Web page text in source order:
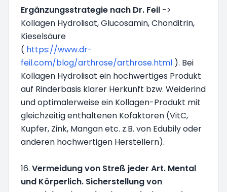
Ergänzungsstrategie nach Dr. Feil ->
Kollagen Hydrolisat, Glucosamin, Chonditrin,
Kieselsäure
( https://www.dr-
feil.com/blog/arthrose/arthrose.html ). Bei
Kollagen Hydrolisat ein hochwertiges Produkt
auf Rinderbasis klarer Herkunft bzw. Weiderind
und optimalerweise ein Kollagen-Produkt mit
gleichzeitig enthaltenen Kofaktoren (VitC,
Kupfer, Zink, Mangan etc. z.B. von Edubily oder
anderen hochwertigen Herstellern).
16. Vermeidung von Streß jeder Art. Mental
und Körperlich. Sicherstellung von